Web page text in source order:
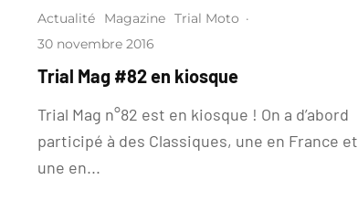
Actualité Magazine Trial Moto ·
30 novembre 2016
Trial Mag #82 en kiosque
Trial Mag n°82 est en kiosque ! On a d’abord
participé à des Classiques, une en France et
une en...